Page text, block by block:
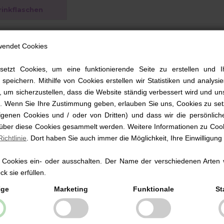
Cookies
Cookies, um eine funktionierende Seite zu erstellen und
speichern. Mithilfe von Cookies erstellen wir Statistiken und
um sicherzustellen, dass die Website ständig verbessert wird und
Wenn Sie Ihre Zustimmung geben, erlauben Sie uns, Cookies zu
Cookies und / oder von Dritten) und dass wir die
diese Cookies gesammelt werden. Weitere Informationen zu
. Dort haben Sie auch immer die Möglichkeit, Ihre Einwilligung
ein- oder ausschalten. Der Name der verschiedenen Arten
sie erfüllen.
Marketing Funktionale
mit Baby
mit Baby ist es immer schön, alles im Griff zu haben, egal ob beim
Bei Babysutten finden Sie genau das, was Sie brauchen.
Baby auf Reisen geht, gibt es viel mitzunehmen. Und deshalb ist es schön,
eine große Auswahl an Wickeltaschen mit viel Platz in den vielen
von Elodie und Day Et Mini.
muss Ordnung sein und da hilft ein Organizer oder ein
Et Mini und Müsli.
bieten viel Platz für Babyflasche, Stoffwindel und einen sauberen
finden Sie Wickeltaschen von u.a. Müsli, Sofie Schnoor, Day Et Mini